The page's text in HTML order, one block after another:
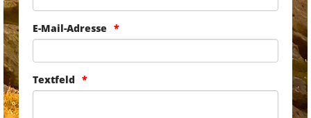
E-Mail-Adresse
Textfeld